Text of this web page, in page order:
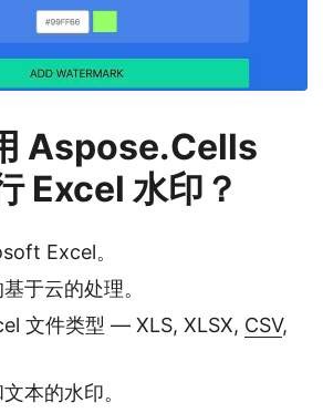
Aspose.Cells
Excel 水印？
Excel。
于云的处理。
文件类型 — XLS, XLSX, CSV,
本的水印。